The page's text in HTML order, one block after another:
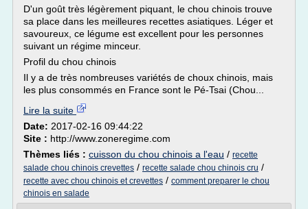
D'un goût très légèrement piquant, le chou chinois trouve
sa place dans les meilleures recettes asiatiques. Léger et
savoureux, ce légume est excellent pour les personnes
suivant un régime minceur.
Profil du chou chinois
Il y a de très nombreuses variétés de choux chinois, mais
les plus consommés en France sont le Pé-Tsai (Chou...
Lire la suite
Date: 2017-02-16 09:44:22
Site : http://www.zoneregime.com
Thèmes liés : cuisson du chou chinois a l'eau / recette
salade chou chinois crevettes / recette salade chou chinois cru /
recette avec chou chinois et crevettes / comment preparer le chou
chinois en salade